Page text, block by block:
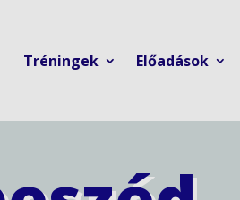
Tréningek Előadások